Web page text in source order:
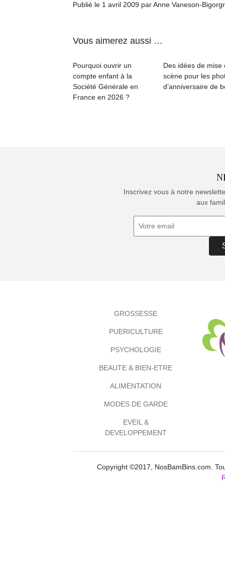
Publié le 1 avril 2009 par Anne Vaneson-
Vous aimerez aussi …
Pourquoi ouvrir un
compte enfant à la
Société Générale en
France en 2026 ?
Des idées de mise
scène pour les
d’anniversaire de
Inscrivez vous à notre
aux
GROSSESSE
PUERICULTURE
PSYCHOLOGIE
BEAUTE & BIEN-ETRE
ALIMENTATION
MODES DE GARDE
EVEIL &
DEVELOPPEMENT
Copyright ©2017, NosBamBins.com.